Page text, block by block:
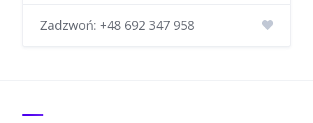
Zadzwoń: +48 692 347 958